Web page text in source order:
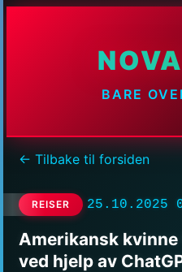
BARE
← Tilbake til forsiden
REISER 25.10.2025
Amerikansk
ved hjelp av